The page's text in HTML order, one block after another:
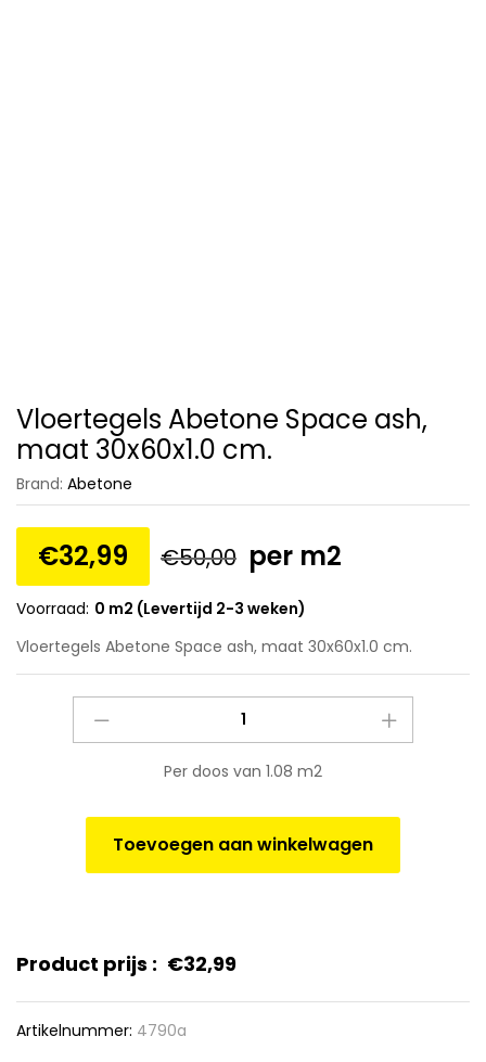
Vloertegels Abetone Space ash,
maat 30x60x1.0 cm.
Brand: Abetone
€32,99 €50,00 per m2
Voorraad: 0 m2 (Levertijd 2-3 weken)
Vloertegels Abetone Space ash, maat 30x60x1.0 cm.
quantity
Per doos van 1.08 m2
Toevoegen aan winkelwagen
Product prijs : €32,99
Artikelnummer: 4790a